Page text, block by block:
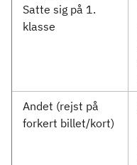
Satte sig på 1.
klasse
Andet (rejst på
forkert billet/kort)